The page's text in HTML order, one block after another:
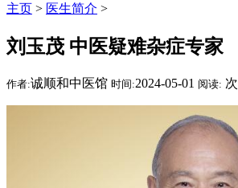
主页 > 医生简介 >
刘玉茂 中医疑难杂症专家
作者:诚顺和中医馆 时间:2024-05-01 阅读: 次